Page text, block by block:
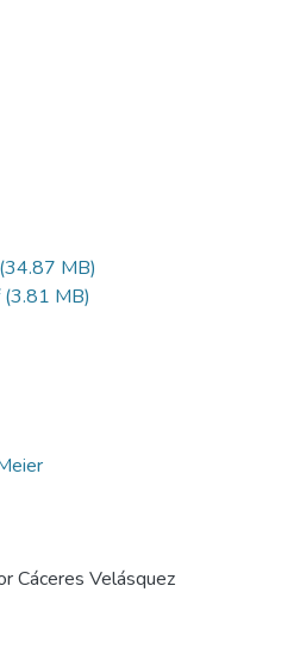
MB)
(3.81 MB)
Cáceres Velásquez